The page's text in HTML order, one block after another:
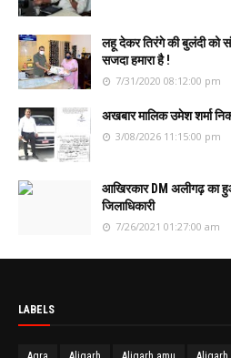
लहू देकर तिरंगे की बुलंदी को
सजदा हमारा है !
7/31/2020 08:12:00 pm
अखबार मालिक उमेश शर्मा
3/08/2026 11:15:00 pm
आखिरकार DM अलीगढ़ का
जिलाधिकारी
7/26/2021 01:27:00 am
LABELS